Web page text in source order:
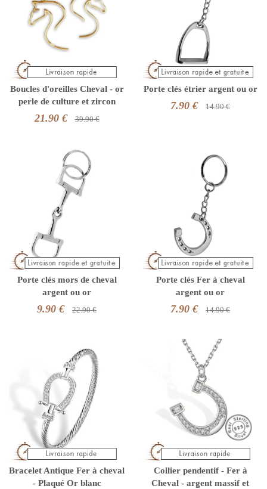
Boucles d'oreilles Cheval - or
perle de culture et zircon
21.90 € 39.90 €
Porte clés étrier argent ou or
7.90 € 14.90 €
Porte clés mors de cheval
argent ou or
9.90 € 22.90 €
Porte clés Fer à cheval
argent ou or
7.90 € 14.90 €
Bracelet Antique Fer à cheval
- Plaqué Or blanc
Collier pendentif - Fer à
Cheval - argent massif et